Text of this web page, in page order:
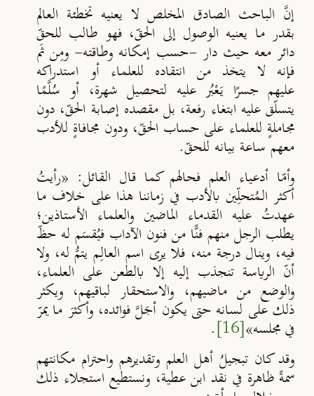
إنَّ الباحث الصادق المخلص لا يعنيه تخطئة العالم
بقدر ما يعنيه الوصول إلى الحقّ، فهو طالب للحقّ
دائر معه حيث دار -حسب إمكانه وطاقته- ومِن ثَم
فإنه لا يتخذ من انتقاده للعلماء أو استدراكه
عليهمجسرًا يَعْبُر عليه لتحصيل شهرة، أو سُلَمًا
يتسلق عليه ابتغاء رفعة، بلمقصده إصابة الحقّ، دون
مجاملةٍ للعلماء على حساب الحقّ، ودون مجافاةٍ للأدب
معهمساعة بيانه للحقّ.
وأمّا أدعياء العلم فحالهم كما قال القائل: «رأيتُ
أكثر الـمُتحلِّين بالأدب في زماننا هذا على خلاف ما
عهدتُ عليه القدماء الماضين والعلماء الأستاذين؛
يطلب الرجل منهم فنًا من فنون الآداب فيُقسَم له حظّ
فيه، وينال درجة منه، فلا يرى اسم العالِـم يتمُ له، ولا
أن الرياسة تنجذب إليه إلا بالطعن على العلماء،
والوضع من ماضيهم، والاستحقار لباقيهم، ويكثر
ذلك على لسانه حتى يكون أجَلَ فوائده، وأكثرَ ما يمر
فيمجلسه»[16]
.
وقد كان تبجيلُ أهل العلم وتقديرهم واحترام مكانتهم
سمةً ظاهرة في نقد ابن عطية، ونستطيع استجلاء ذلك